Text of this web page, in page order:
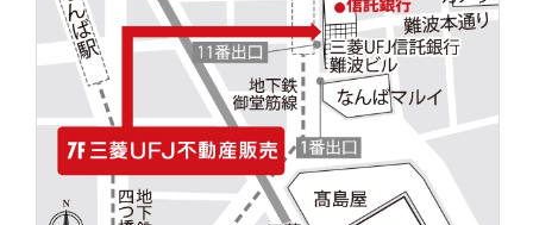
す
購入向け
サービス
住宅ロー
ンシミュ
レーショ
ン
住まい1プ
ラス（お
役立ちコ
ラム）
役立ちコ
ラム）
住まいと
暮らしの
税金の本
（電子ブ
売却ガイ
ド